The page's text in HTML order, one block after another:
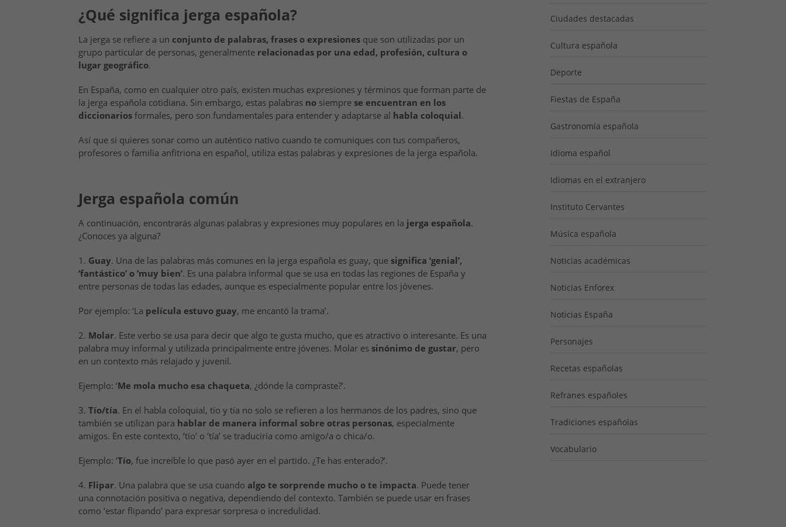
¿Qué significa jerga española?
La jerga se refiere a un conjunto de palabras, frases o expresiones que son utilizadas por un
grupo particular de personas, generalmente relacionadas por una edad, profesión, cultura o
lugar geográfico.
En España, como en cualquier otro país, existen muchas expresiones y términos que forman parte de
la jerga española cotidiana. Sin embargo, estas palabras no siempre se encuentran en los
diccionarios formales, pero son fundamentales para entender y adaptarse al habla coloquial.
Así que si quieres sonar como un auténtico nativo cuando te comuniques con tus compañeros,
profesores o familia anfitriona en español, utiliza estas palabras y expresiones de la jerga española.
Jerga española común
A continuación, encontrarás algunas palabras y expresiones muy populares en la jerga española.
¿Conoces ya alguna?
1. Guay. Una de las palabras más comunes en la jerga española es guay, que significa ‘genial’,
‘fantástico’ o ‘muy bien’. Es una palabra informal que se usa en todas las regiones de España y
entre personas de todas las edades, aunque es especialmente popular entre los jóvenes.
Por ejemplo: ‘La película estuvo guay, me encantó la trama’.
2. Molar. Este verbo se usa para decir que algo te gusta mucho, que es atractivo o interesante. Es una
palabra muy informal y utilizada principalmente entre jóvenes. Molar es sinónimo de gustar, pero
en un contexto más relajado y juvenil.
Ejemplo: ‘Me mola mucho esa chaqueta, ¿dónde la compraste?'.
3.Tío/tía. En el habla coloquial, tío y tía no solo se refieren a los hermanos de los padres, sino que
también se utilizan para hablar de manera informal sobre otras personas, especialmente
amigos. En este contexto, ‘tío’ o ‘tía’ se traduciría como amigo/a o chica/o.
Ejemplo: ‘Tío, fue increíble lo que pasó ayer en el partido. ¿Te has enterado?’.
4. Flipar. Una palabra que se usa cuando algo te sorprende mucho o te impacta. Puede tener
una connotación positiva o negativa, dependiendo del contexto. También se puede usar en frases
como ‘estar flipando’ para expresar sorpresa o incredulidad.
Ciudades destacadas
Cultura española
Deporte
Fiestas de España
Gastronomía española
Idioma español
Idiomas en el extranjero
Instituto Cervantes
Música española
Noticias académicas
Noticias Enforex
Noticias España
Personajes
Recetas españolas
Refranes españoles
Tradiciones españolas
Vocabulario